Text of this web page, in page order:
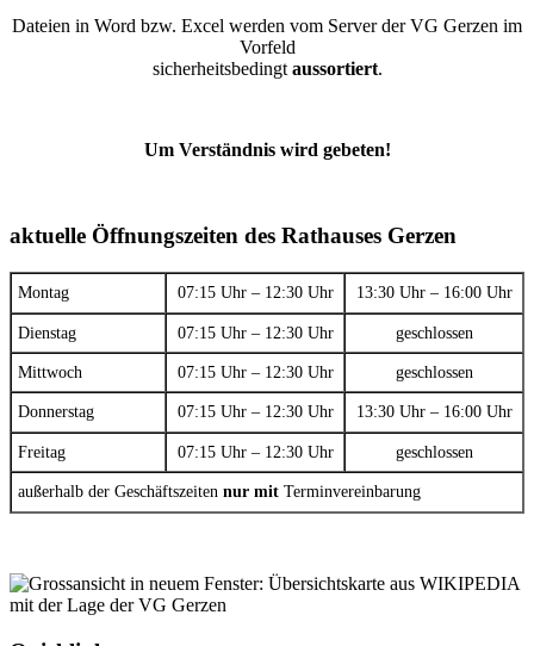
Dateien in Word bzw. Excel werden vom Server der VG Gerzen im
Vorfeld
sicherheitsbedingt aussortiert.
Um Verständnis wird gebeten!
aktuelle Öffnungszeiten des Rathauses Gerzen
Montag 07:15 Uhr – 12:30 Uhr 13:30 Uhr – 16:00 Uhr
Dienstag 07:15 Uhr – 12:30 Uhr geschlossen
Mittwoch 07:15 Uhr – 12:30 Uhr geschlossen
Donnerstag 07:15 Uhr – 12:30 Uhr 13:30 Uhr – 16:00 Uhr
Freitag 07:15 Uhr – 12:30 Uhr geschlossen
außerhalb der Geschäftszeiten nur mit Terminvereinbarung